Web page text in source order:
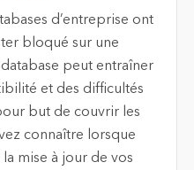
d’entreprise ont
bloqué sur une
peut entraîner
et des difficultés
but de couvrir les
connaître lorsque
mise à jour de vos